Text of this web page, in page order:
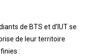
de BTS et d’IUT se
de leur territoire
: